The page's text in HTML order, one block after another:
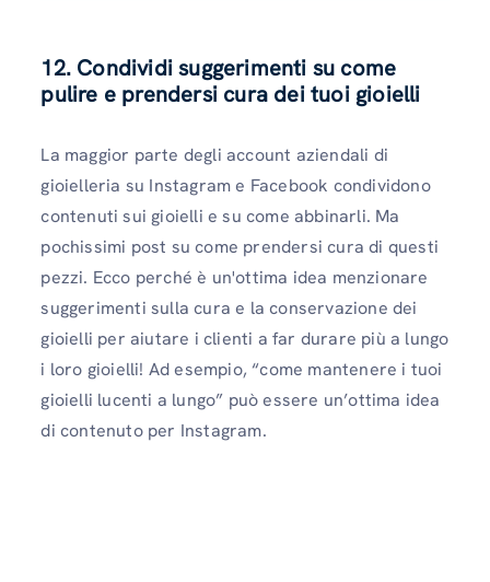
12. Condividi suggerimenti su come
pulire e prendersi cura dei tuoi gioielli
La maggior parte degli account aziendali di
gioielleria su Instagram e Facebook condividono
contenuti sui gioielli e su come abbinarli. Ma
pochissimi post su come prendersi cura di questi
pezzi. Ecco perché è un'ottima idea menzionare
suggerimenti sulla cura e la conservazione dei
gioielli per aiutare i clienti a far durare più a lungo
i loro gioielli! Ad esempio, “come mantenere i tuoi
gioielli lucenti a lungo” può essere un’ottima idea
di contenuto per Instagram.